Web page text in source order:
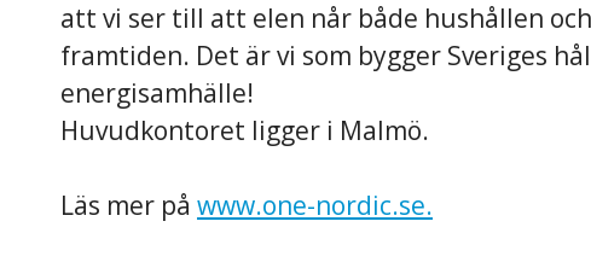
att vi ser till att elen når både hushållen
framtiden. Det är vi som bygger Sveriges
energisamhälle!
Huvudkontoret ligger i Malmö.
Läs mer på www.one-nordic.se.